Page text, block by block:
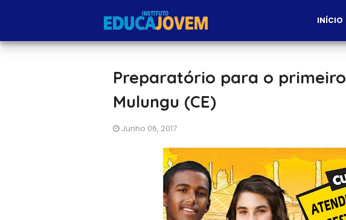
INÍCIO
Preparatório para o
Mulungu (CE)
Junho 06, 2017